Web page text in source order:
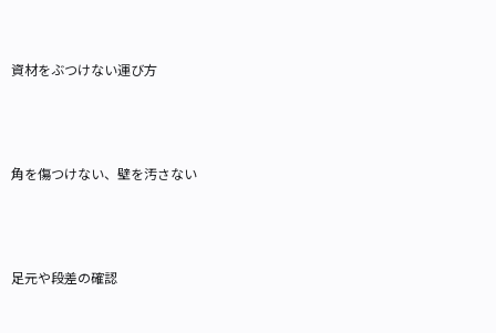
資材をぶつけない運び方
角を傷つけない、壁を汚さない
足元や段差の確認